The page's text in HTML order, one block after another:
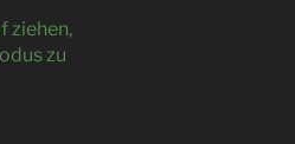
ziehen,
zu